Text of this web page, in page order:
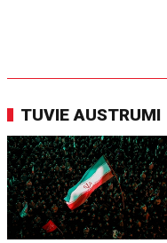
TUVIE AUSTRUMI